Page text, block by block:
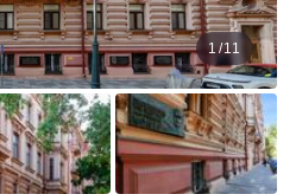
1/11